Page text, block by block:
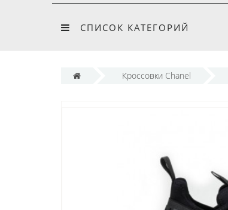
СПИСОК КАТЕГОРИЙ
Кроссовки Chanel